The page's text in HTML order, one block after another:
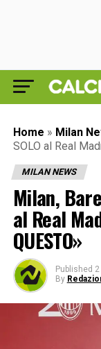
Home » Milan
SOLO al Real
MILAN NEWS
Milan,
al Real
QUESTO»
Published
By